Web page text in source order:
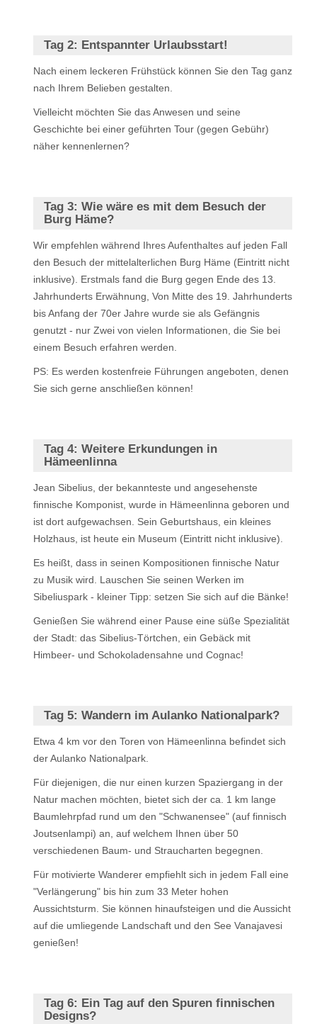
Tag 2: Entspannter Urlaubsstart!
Nach einem leckeren Frühstück können Sie den Tag ganz
nach Ihrem Belieben gestalten.
Vielleicht möchten Sie das Anwesen und seine
Geschichte bei einer geführten Tour (gegen Gebühr)
näher kennenlernen?
Tag 3: Wie wäre es mit dem Besuch der
Burg Häme?
Wir empfehlen während Ihres Aufenthaltes auf jeden Fall
den Besuch der mittelalterlichen Burg Häme (Eintritt nicht
inklusive). Erstmals fand die Burg gegen Ende des 13.
Jahrhunderts Erwähnung, Von Mitte des 19. Jahrhunderts
bis Anfang der 70er Jahre wurde sie als Gefängnis
genutzt - nur Zwei von vielen Informationen, die Sie bei
einem Besuch erfahren werden.
PS: Es werden kostenfreie Führungen angeboten, denen
Sie sich gerne anschließen können!
Tag 4: Weitere Erkundungen in
Hämeenlinna
Jean Sibelius, der bekannteste und angesehenste
finnische Komponist, wurde in Hämeenlinna geboren und
ist dort aufgewachsen. Sein Geburtshaus, ein kleines
Holzhaus, ist heute ein Museum (Eintritt nicht inklusive).
Es heißt, dass in seinen Kompositionen finnische Natur
zu Musik wird. Lauschen Sie seinen Werken im
Sibeliuspark - kleiner Tipp: setzen Sie sich auf die Bänke!
Genießen Sie während einer Pause eine süße Spezialität
der Stadt: das Sibelius-Törtchen, ein Gebäck mit
Himbeer- und Schokoladensahne und Cognac!
Tag 5: Wandern im Aulanko Nationalpark?
Etwa 4 km vor den Toren von Hämeenlinna befindet sich
der Aulanko Nationalpark.
Für diejenigen, die nur einen kurzen Spaziergang in der
Natur machen möchten, bietet sich der ca. 1 km lange
Baumlehrpfad rund um den "Schwanensee" (auf finnisch
Joutsenlampi) an, auf welchem Ihnen über 50
verschiedenen Baum- und Straucharten begegnen.
Für motivierte Wanderer empfiehlt sich in jedem Fall eine
"Verlängerung" bis hin zum 33 Meter hohen
Aussichtsturm. Sie können hinaufsteigen und die Aussicht
auf die umliegende Landschaft und den See Vanajavesi
genießen!
Tag 6: Ein Tag auf den Spuren finnischen
Designs?